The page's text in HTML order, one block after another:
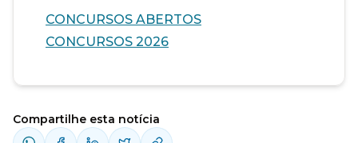
CONCURSOS ABERTOS
CONCURSOS 2026
Compartilhe esta notícia